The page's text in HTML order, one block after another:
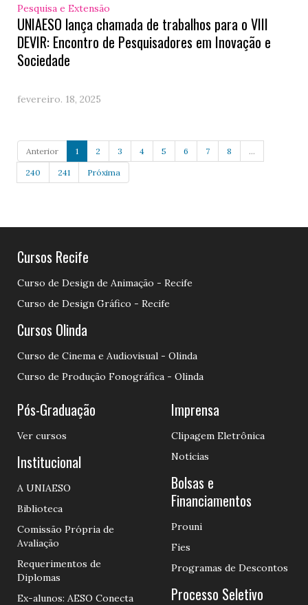
Pesquisa e Extensão
UNIAESO lança chamada de trabalhos para o VIII
DEVIR: Encontro de Pesquisadores em Inovação e
Sociedade
fevereiro. 18, 2025
Anterior 1 2 3 4 5 6 7 8 ...
240 241 Próxima
Cursos Recife
Curso de Design de Animação - Recife
Curso de Design Gráfico - Recife
Cursos Olinda
Curso de Cinema e Audiovisual - Olinda
Curso de Produção Fonográfica - Olinda
Pós-Graduação
Ver cursos
Institucional
A UNIAESO
Biblioteca
Comissão Própria de
Avaliação
Requerimentos de
Diplomas
Ex-alunos: AESO Conecta
Imprensa
Clipagem Eletrônica
Notícias
Bolsas e
Financiamentos
Prouni
Fies
Programas de Descontos
Processo Seletivo